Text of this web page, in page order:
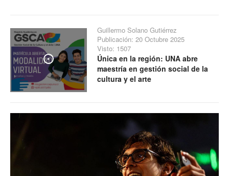
Play
Guillermo Solano Gutiérrez
Publicación: 20 Octubre 2025
Visto: 1507
Única en la región: UNA abre
maestría en gestión social de la
cultura y el arte